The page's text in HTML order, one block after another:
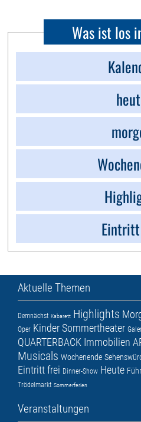
Was ist los
Aktuelle Themen
Demnächst Kabarett Highlights
Oper KinderSommertheater
QUARTERBACK Immobilien
Musicals Wochenende
Eintritt frei Dinner-Show Heute
Trödelmarkt Sommerferien
Veranstaltungen